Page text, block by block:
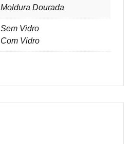
Moldura Dourada
Sem Vidro
Com Vidro